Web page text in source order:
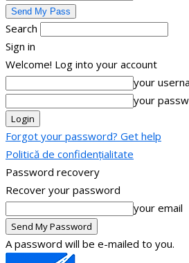
Search
Sign in
Welcome! Log into your account
your
your
Forgot your password? Get help
Politică de confidențialitate
Password recovery
Recover your password
your email
A password will be e-mailed to you.